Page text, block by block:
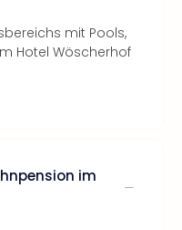
mit Pools,
Hotel Wöscherhof
im